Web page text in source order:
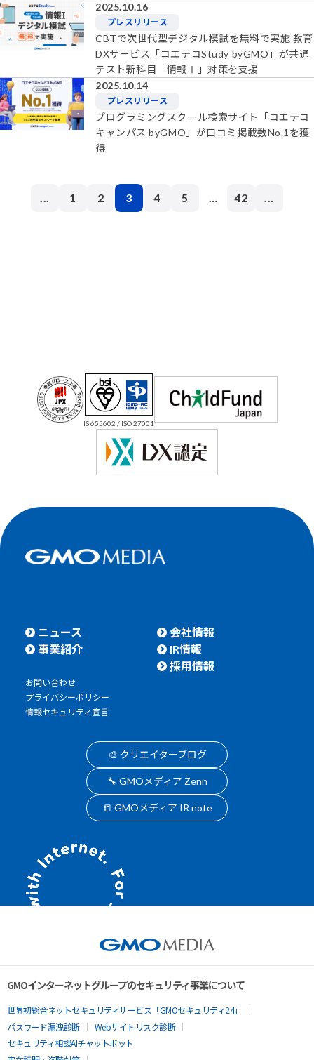
2025.10.16
プレスリリース
CBTで次世代型デジタル模試を無料で実施 教育
DXサービス「コエテコStudy byGMO」が共通
テスト新科目「情報Ⅰ」対策を支援
2025.10.14
プレスリリース
プログラミングスクール検索サイト「コエテコ
キャンパス byGMO」が口コミ掲載数No.1を獲
得
... 1 2 3 4 5 … 42 ...
IS 655602 / ISO 27001
ニュース
事業紹介
会社情報
IR情報
採用情報
お問い合わせ
プライバシーポリシー
情報セキュリティ宣言
🎨 クリエイターブログ
🔧 GMOメディア Zenn
📒 GMOメディア IR note
GMOインターネットグループのセキュリティ事業について
世界初総合ネットセキュリティサービス「GMOセキュリティ24」
パスワード漏洩診断
Webサイトリスク診断
セキュリティ相談AIチャットボット